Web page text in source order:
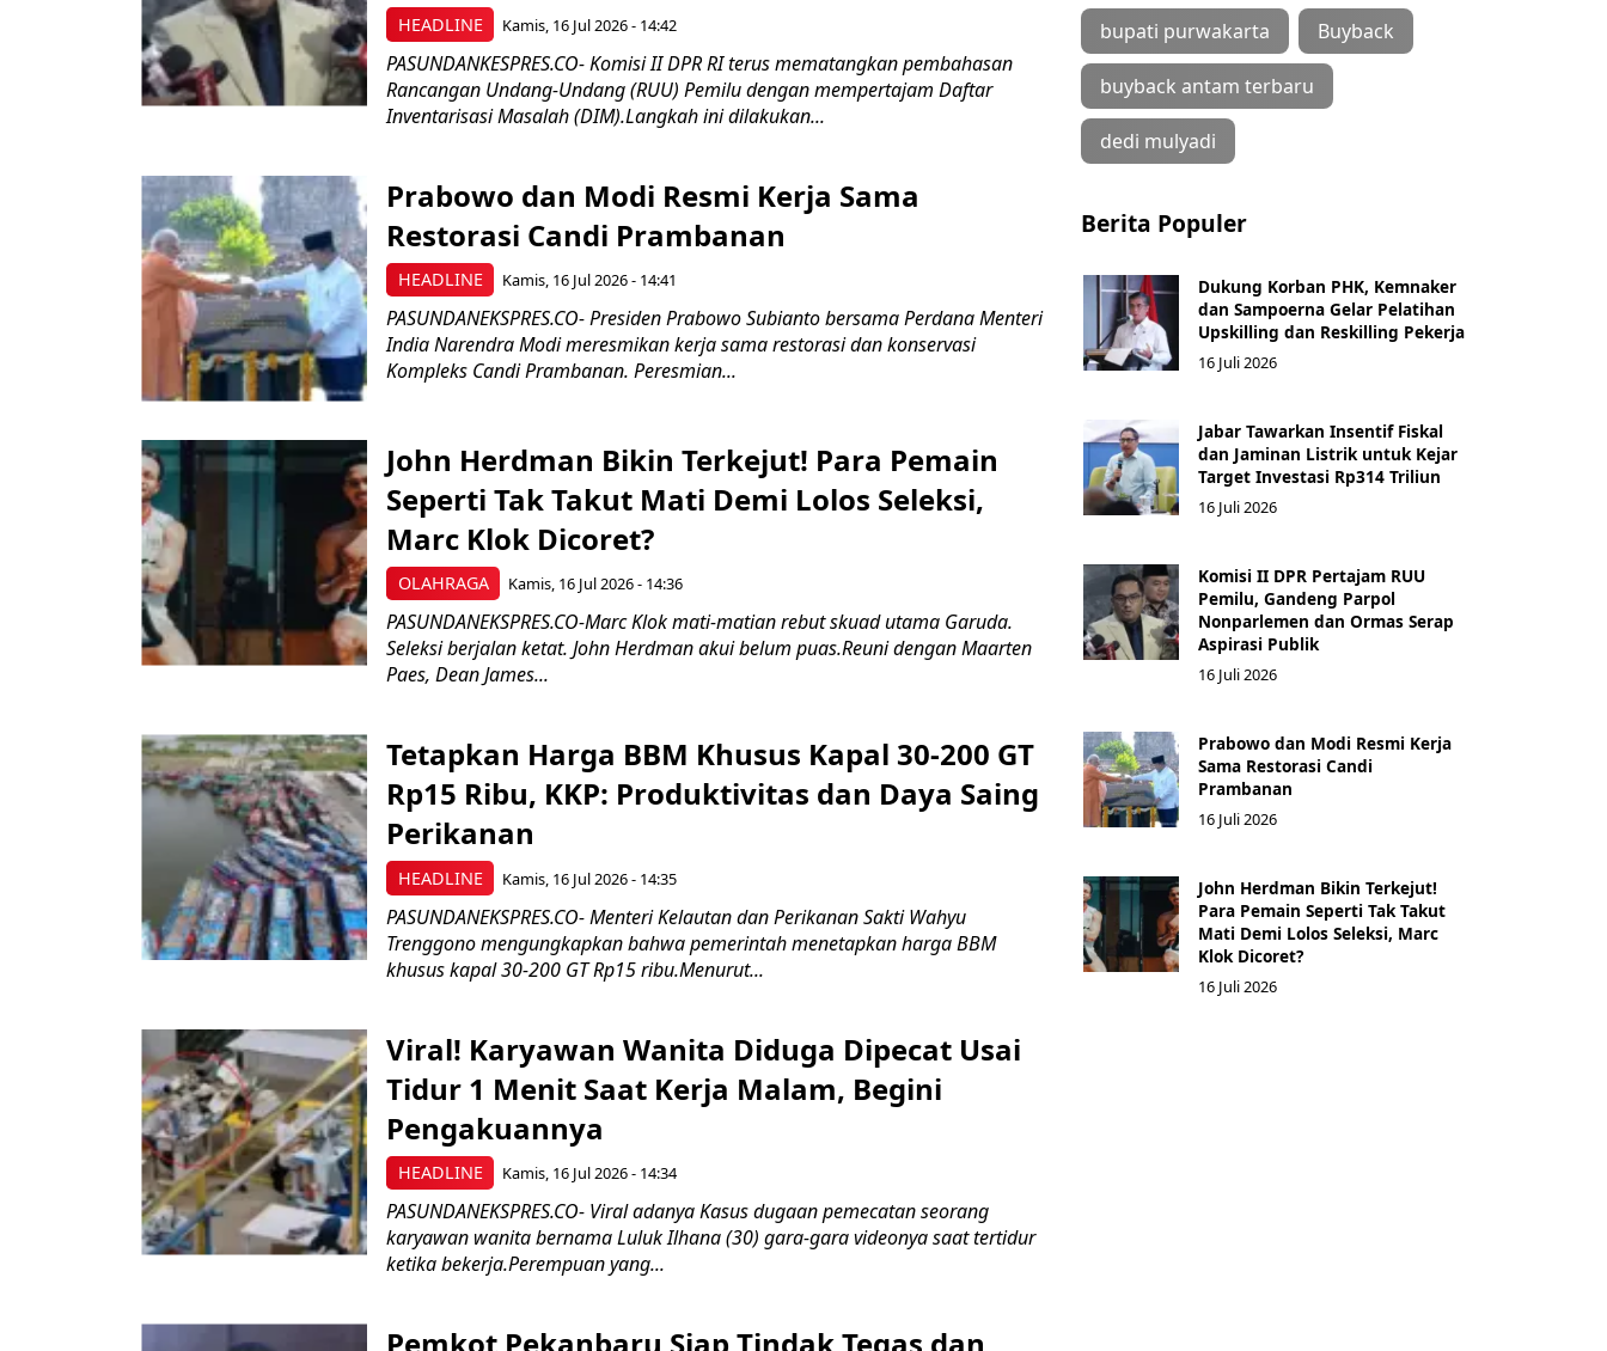
HEADLINE Kamis, 16 Jul 2026 - 14:42
PASUNDANKESPRES.CO- Komisi II DPR RI terus mematangkan pembahasan
Rancangan Undang-Undang (RUU) Pemilu dengan mempertajam Daftar
Inventarisasi Masalah (DIM).Langkah ini dilakukan...
HEADLINE
Prabowo dan Modi Resmi Kerja Sama
Restorasi Candi Prambanan
Kamis, 16 Jul 2026 - 14:41
PASUNDANEKSPRES.CO- Presiden Prabowo Subianto bersama Perdana Menteri
India Narendra Modi meresmikan kerja sama restorasi dan konservasi
Kompleks Candi Prambanan. Peresmian...
OLAHRAGA
John Herdman Bikin Terkejut! Para Pemain
Seperti Tak Takut Mati Demi Lolos Seleksi,
Marc Klok Dicoret?
Kamis, 16 Jul 2026 - 14:36
PASUNDANEKSPRES.CO-Marc Klok mati-matian rebut skuad utama Garuda.
Seleksi berjalan ketat. John Herdman akui belum puas.Reuni dengan Maarten
Paes, Dean James...
HEADLINE
Tetapkan Harga BBM Khusus Kapal 30-200 GT
Rp15 Ribu, KKP: Produktivitas dan Daya Saing
Perikanan
Kamis, 16 Jul 2026 - 14:35
PASUNDANEKSPRES.CO- Menteri Kelautan dan Perikanan Sakti Wahyu
Trenggono mengungkapkan bahwa pemerintah menetapkan harga BBM
khusus kapal 30-200 GT Rp15 ribu.Menurut...
HEADLINE
Viral! Karyawan Wanita Diduga Dipecat Usai
Tidur 1 Menit Saat Kerja Malam, Begini
Pengakuannya
Kamis, 16 Jul 2026 - 14:34
PASUNDANEKSPRES.CO- Viral adanya Kasus dugaan pemecatan seorang
karyawan wanita bernama Luluk Ilhana (30) gara-gara videonya saat tertidur
ketika bekerja.Perempuan yang...
bupati purwakarta Buyback
buyback antam terbaru
dedi mulyadi
Berita Populer
Dukung Korban PHK, Kemnaker
dan Sampoerna Gelar Pelatihan
Upskilling dan Reskilling Pekerja
16 Juli 2026
Jabar Tawarkan Insentif Fiskal
dan Jaminan Listrik untuk Kejar
Target Investasi Rp314 Triliun
16 Juli 2026
Komisi II DPR Pertajam RUU
Pemilu, Gandeng Parpol
Nonparlemen dan Ormas Serap
Aspirasi Publik
16 Juli 2026
Prabowo dan Modi Resmi Kerja
Sama Restorasi Candi
Prambanan
16 Juli 2026
John Herdman Bikin Terkejut!
Para Pemain Seperti Tak Takut
Mati Demi Lolos Seleksi, Marc
Klok Dicoret?
16 Juli 2026